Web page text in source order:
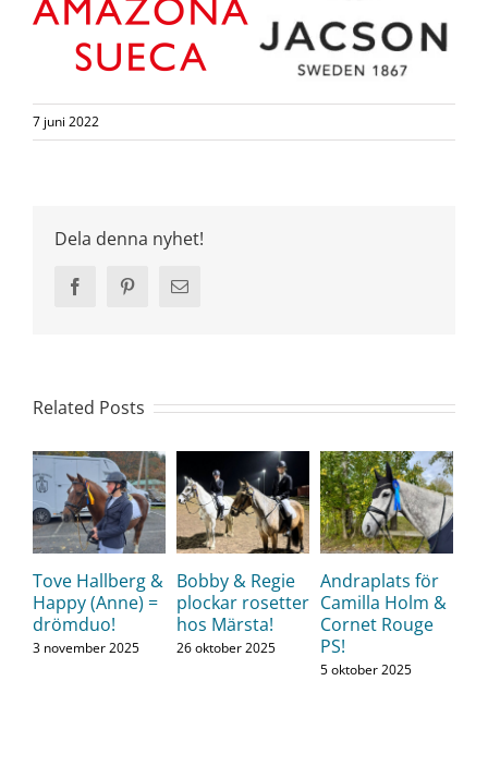
7 juni 2022
Dela denna nyhet!
FacebookPinterestEmail
Related Posts
Tove Hallberg &
Happy (Anne) =
drömduo!
3 november 2025
Bobby & Regie
plockar rosetter
hos Märsta!
26 oktober 2025
Andraplats för
Camilla Holm &
Cornet Rouge
PS!
5 oktober 2025